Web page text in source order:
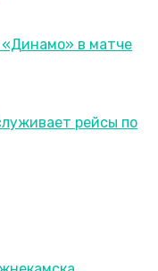
«Динамо» в матче
рейсы по